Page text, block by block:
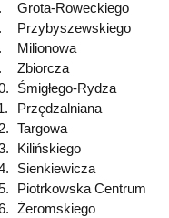
Grota-Roweckiego
Przybyszewskiego
Milionowa
Zbiorcza
Śmigłego-Rydza
Przędzalniana
Targowa
Kilińskiego
Sienkiewicza
Piotrkowska Centrum
Żeromskiego